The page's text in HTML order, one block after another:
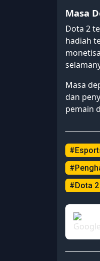
Masa
Dota 2
hadiah
Masa
dan
pemain
#Dota